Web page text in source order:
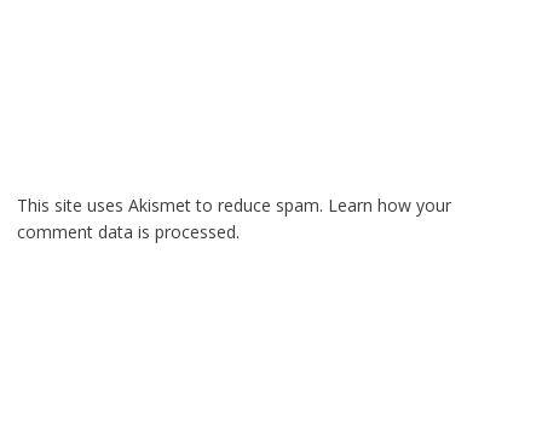
This site uses Akismet to reduce spam. Learn how your
comment data is processed.